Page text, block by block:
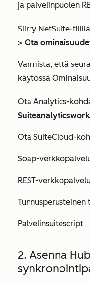
ja palvelinpuolen
Siirry NetSuite-
> Ota
Varmista, että
käytössä
Ota Analytics-
Ota SuiteCloud-
Soap-
REST-
Tunnusperusteinen
Palvelinsuitescript
2. Asenna